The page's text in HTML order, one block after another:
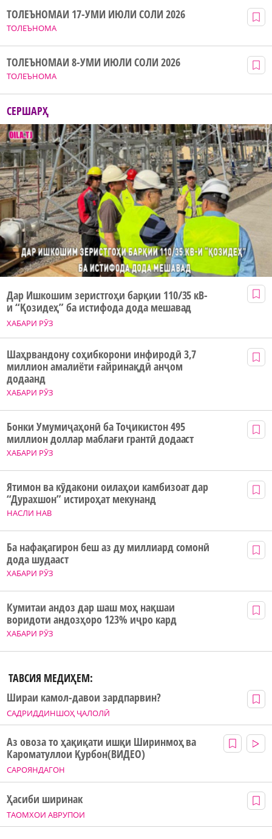
ТОЛЕЪНОМА
ТОЛЕЪНОМАИ 17-УМИ ИЮЛИ СОЛИ 2026
ТОЛЕЪНОМА
ТОЛЕЪНОМАИ 8-УМИ ИЮЛИ СОЛИ 2026
СЕРШАРҲ
ХАБАРИ РӮЗ
Дар Ишкошим зеристгоҳи барқии 110/35 кВ-
и “Қозидеҳ” ба истифода дода мешавад
ХАБАРИ РӮЗ
Шаҳрвандону соҳибкорони инфиродӣ 3,7
миллион амалиёти ғайринақдӣ анҷом
додаанд
ХАБАРИ РӮЗ
Бонки Умумиҷаҳонӣ ба Тоҷикистон 495
миллион доллар маблағи грантӣ додааст
НАСЛИ НАВ
Ятимон ва кӯдакони оилаҳои камбизоат дар
“Дурахшон” истироҳат мекунанд
ХАБАРИ РӮЗ
Ба нафақагирон беш аз ду миллиард сомонӣ
дода шудааст
ХАБАРИ РӮЗ
Кумитаи андоз дар шаш моҳ нақшаи
воридоти андозҳоро 123% иҷро кард
ТАВСИЯ МЕДИҲЕМ:
САДРИДДИНШОҲ ҶАЛОЛӢ
Шираи камол-давои зардпарвин?
САРОЯНДАГОН
Аз овоза то ҳақиқати ишқи Ширинмоҳ ва
Кароматуллои Қурбон(ВИДЕО)
ТАОМХОИ АВРУПОИ
Ҳасиби ширинак